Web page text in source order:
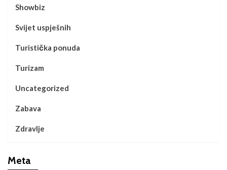
Showbiz
Svijet uspješnih
Turistička ponuda
Turizam
Uncategorized
Zabava
Zdravlje
Meta